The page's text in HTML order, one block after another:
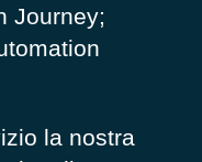
Journey;
la nostra